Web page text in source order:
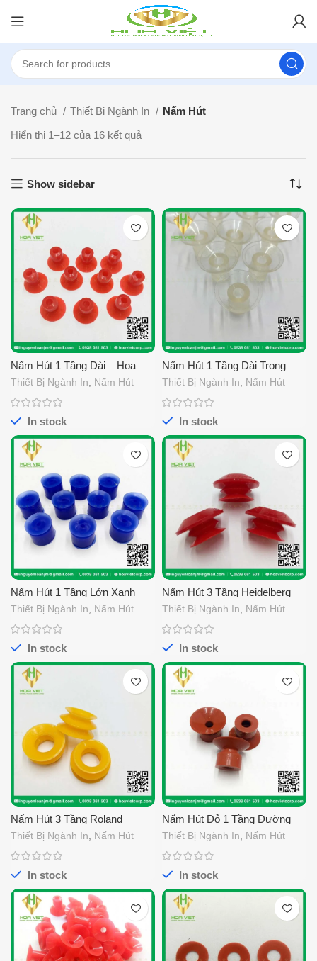
Trang chủ Thiết Bị Ngành In
Nấm Hút
Hiển thị 1–12 của 16 kết quả
Show sidebar
Nấm Hút 1 Tầng Dài – Hoa
Việt
Thiết Bị Ngành In Nấm Hút
In stock
Nấm Hút 1 Tầng Dài Trong
Đường Kính 25
Thiết Bị Ngành In Nấm Hút
In stock
Nấm Hút 1 Tầng Lớn Xanh
Đường Kính 15
Thiết Bị Ngành In Nấm Hút
In stock
Nấm Hút 3 Tầng Heidelberg
Thiết Bị Ngành In Nấm Hút
In stock
Nấm Hút 3 Tầng Roland
Thiết Bị Ngành In Nấm Hút
In stock
Nấm Hút Đỏ 1 Tầng Đường
Kính 20
Thiết Bị Ngành In Nấm Hút
In stock